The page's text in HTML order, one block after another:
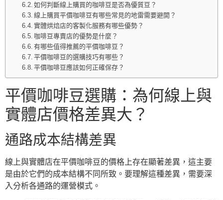
如何判斷線上購買的咖啡豆是否為優質豆？
線上購買平價咖啡豆有哪些常見的地雷需要避開？
實體烘焙店的客製化服務有哪些優勢？
咖啡豆專賣店的優勢是什麼？
有哪些值得推薦的平價咖啡豆？
平價咖啡豆的選購技巧有哪些？
平價咖啡豆應該如何正確保存？
平價咖啡豆選購：為何線上與
實體店價格差異大？
通路成本結構差異
線上與實體店在平價咖啡豆的價格上存在顯著差異，這主要
是由於它們的成本結構不同所致。要理解這種差異，需要深
入分析各通路的運營模式。